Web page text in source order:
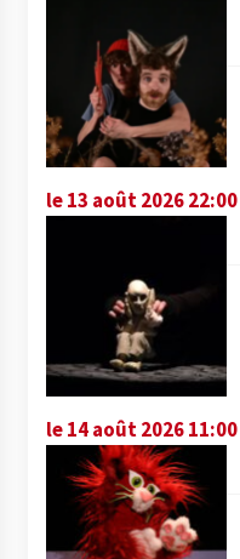
le 13 août 2026 22:00
le 14 août 2026 11:00